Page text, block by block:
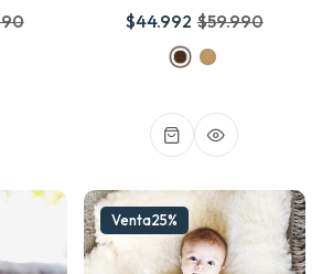
$44.992 $59.990
Venta25%